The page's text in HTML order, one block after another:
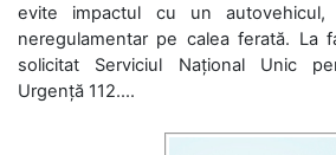
evite impactul cu un
neregulamentar pe calea ferată. La
solicitat Serviciul Național Unic
Urgență 112....